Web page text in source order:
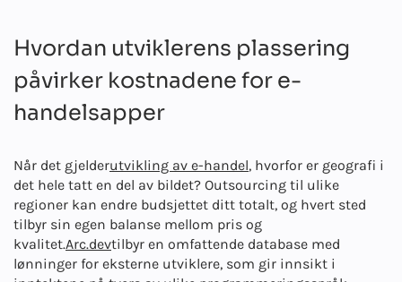
Hvordan utviklerens plassering
påvirker kostnadene for e-
handelsapper
Når det gjelderutvikling av e-handel, hvorfor er geografi i
det hele tatt en del av bildet? Outsourcing til ulike
regioner kan endre budsjettet ditt totalt, og hvert sted
tilbyr sin egen balanse mellom pris og
kvalitet.Arc.devtilbyr en omfattende database med
lønninger for eksterne utviklere, som gir innsikt i